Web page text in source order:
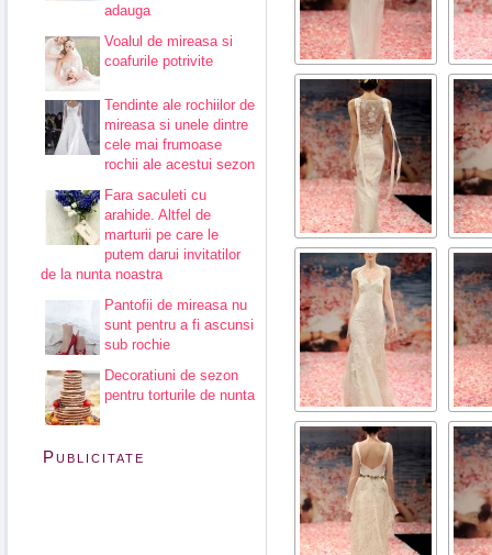
adauga
Voalul de mireasa si
coafurile potrivite
Tendinte ale rochiilor de
mireasa si unele dintre
cele mai frumoase
rochii ale acestui sezon
Fara saculeti cu
arahide. Altfel de
marturii pe care le
putem darui invitatilor
de la nunta noastra
Pantofii de mireasa nu
sunt pentru a fi ascunsi
sub rochie
Decoratiuni de sezon
pentru torturile de nunta
Publicitate